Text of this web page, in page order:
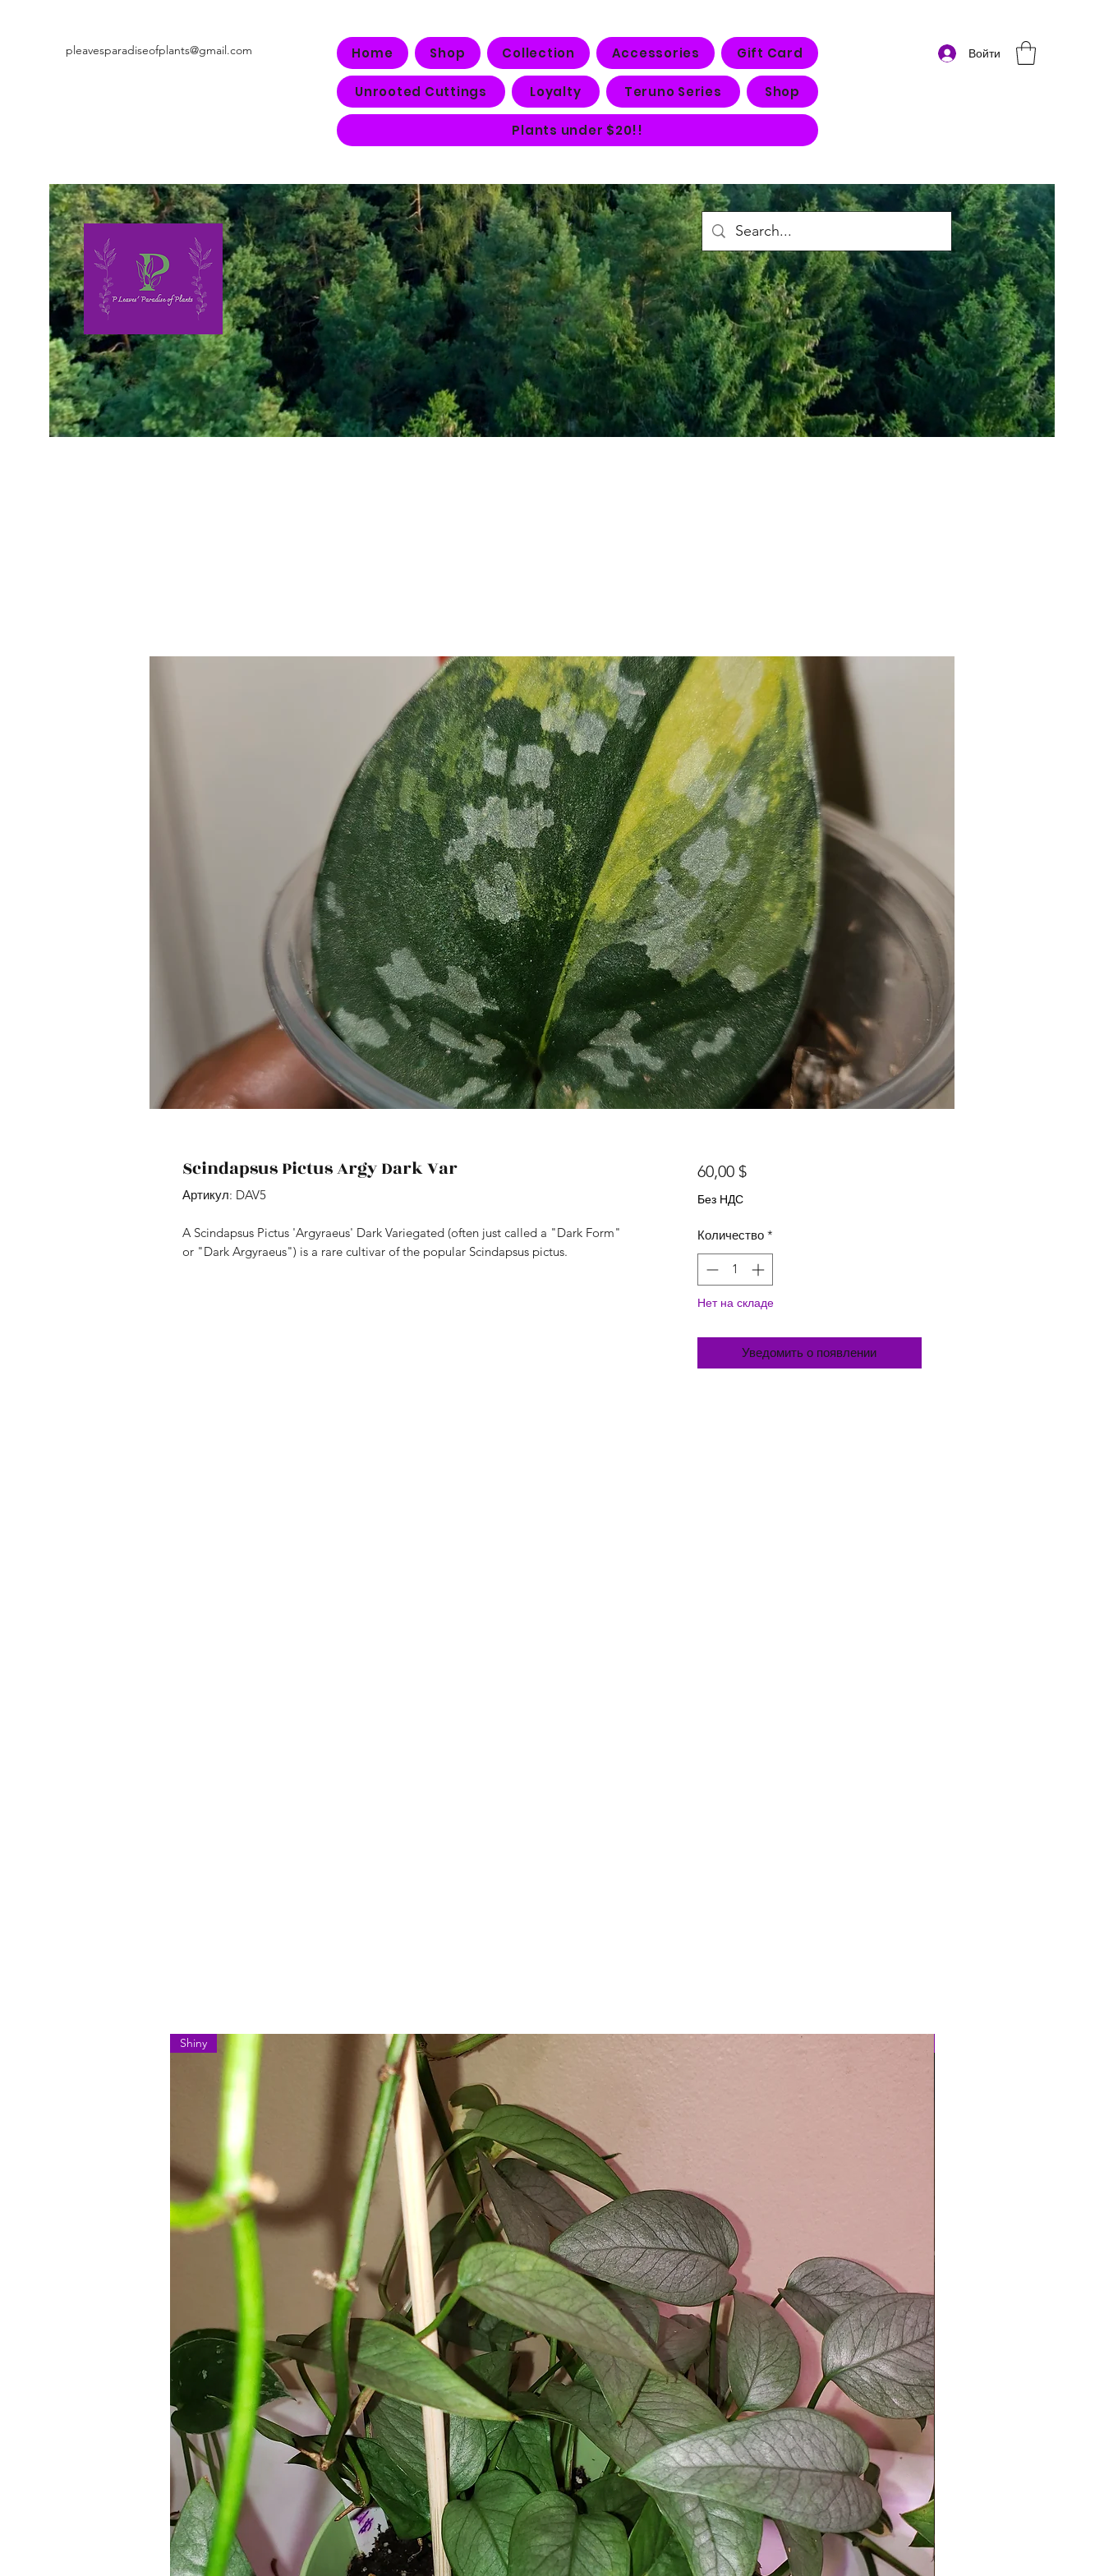
pleavesparadiseofplants@gmail.com Home Shop Collection Accessories Gift Card
Unrooted Cuttings Loyalty Teruno Series Shop
Plants under $20!!
Войти
Scindapsus Pictus Argy Dark Var
Артикул: DAV5
A Scindapsus Pictus 'Argyraeus' Dark Variegated (often just called a "Dark Form"
or "Dark Argyraeus") is a rare cultivar of the popular Scindapsus pictus.
60,00 $Цена
Без НДС
Количество *
Нет на складе
Уведомить о появлении
Shiny